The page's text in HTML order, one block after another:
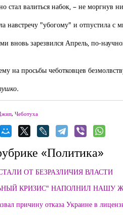
стал валиться набок, – не моргнув
навстречу "убогому" и отпустила с
вновь зарезвился Апрель, по-
на просьбы чеботковцев
, Чеботуха
«Политика»
ОТ БЕЗРАЗЛИЧИЯ ВЛАСТИ
КРИЗИС" НАПОЛНИЛ НАШУ
причину отказа Украине в